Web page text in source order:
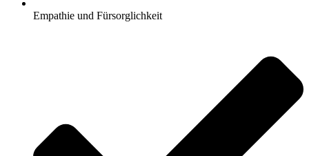
Empathie und Fürsorglichkeit